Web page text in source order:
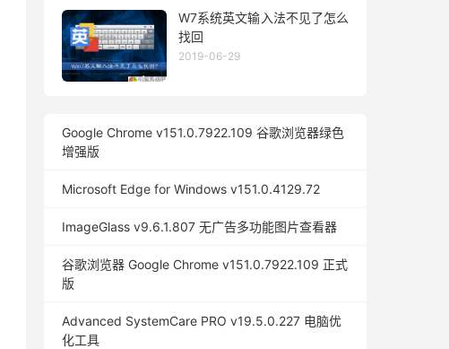
W7系统英文输入法不见了怎么
找回
2019-06-29
Google Chrome v151.0.7922.109 谷歌浏览器绿色
增强版
Microsoft Edge for Windows v151.0.4129.72
ImageGlass v9.6.1.807 无广告多功能图片查看器
谷歌浏览器 Google Chrome v151.0.7922.109 正式
版
Advanced SystemCare PRO v19.5.0.227 电脑优
化工具